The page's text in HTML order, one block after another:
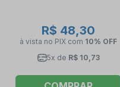
R$ 48,30
à vista no PIX com 10% OFF
5x de R$ 10,73